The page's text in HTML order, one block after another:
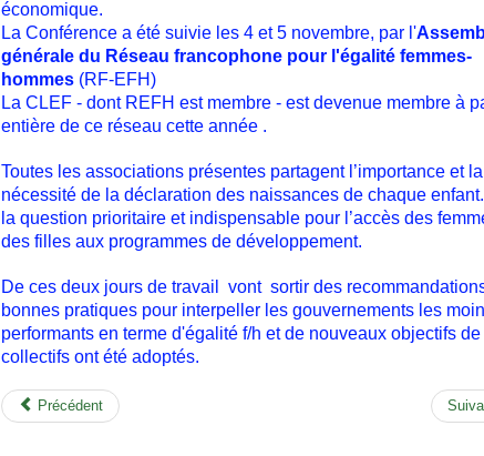
économique.
La Conférence a été suivie les 4 et 5 novembre, par l'
générale du Réseau francophone pour l'égalité femmes-
hommes (RF-EFH)
La CLEF - dont REFH est membre - est devenue membre à
entière de ce réseau cette année .
Toutes les associations présentes partagent l’importance et la
nécessité de la déclaration des naissances de chaque enfant.
la question prioritaire et indispensable pour l’accès des
des filles aux programmes de développement.
De ces deux jours de travail vont sortir des
bonnes pratiques pour interpeller les gouvernements les
performants en terme d'égalité f/h et de nouveaux objectifs de
collectifs ont été adoptés.
Précédent